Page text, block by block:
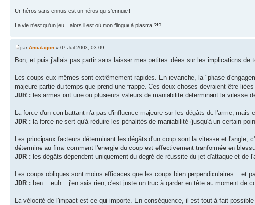
Un héros sans ennuis est un héros qui s'ennuie !
La vie n'est qu'un jeu... alors il est où mon flingue à plasma ?!?
parAncalagon » 07 Juil 2003, 03:09
Bon, et puis j'allais pas partir sans laisser mes petites idées sur les implications de
Les coups eux-mêmes sont extrêmement rapides. En revanche, la "phase
majeure partie du temps que prend une frappe. Ces deux choses devraient être
JDR : les armes ont une ou plusieurs valeurs de maniabilité déterminant la vitesse
La force d'un combattant n'a pas d'influence majeure sur les dégâts de l'arme,
JDR : la force ne sert qu'à réduire les pénalités de maniabilité (jusqu'à un certain
Les principaux facteurs déterminant les dégâts d'un coup sont la vitesse et
détermine au final comment l'energie du coup est effectivement tranformée en
JDR : les dégâts dépendent uniquement du degré de réussite du jet d'attaque et de
Les coups obliques sont moins efficaces que les coups bien perpendiculaires... et
JDR : ben... euh... j'en sais rien, c'est juste un truc à garder en tête au moment de
La vélocité de l'impact est ce qui importe. En conséquence, il est tout à fait